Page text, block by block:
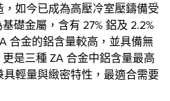
如今已成為高壓冷室壓鑄備受
礎金屬，含有 27% 鋁及 2.2%
合金的鋁含量較高，並具備無
是三種 ZA 合金中鋁含量最高
輕量與緻密特性，最適合需要